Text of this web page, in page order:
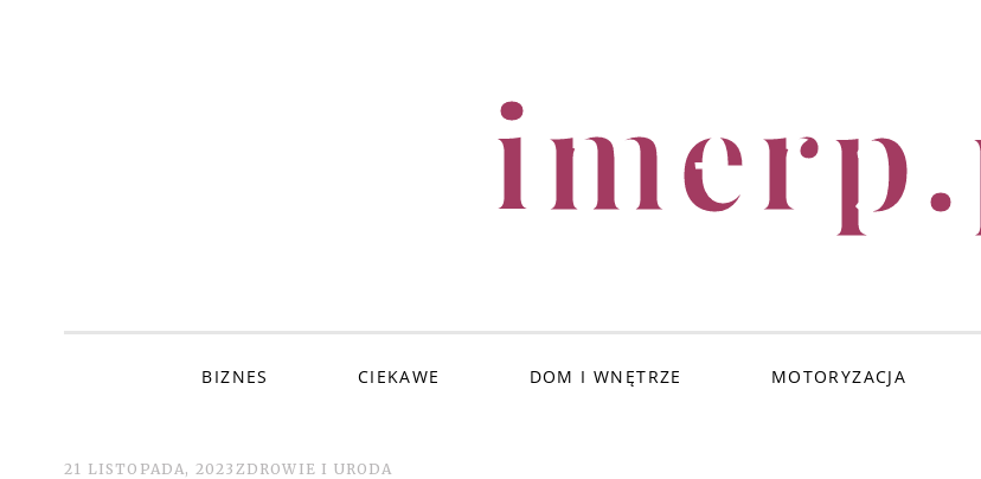
BIZNES CIEKAWE DOM I WNĘTRZE MOTORYZACJA
21 LISTOPADA, 2023 ZDROWIE I URODA